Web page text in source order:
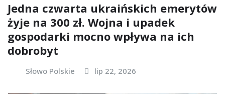
Jedna czwarta ukraińskich emerytów
żyje na 300 zł. Wojna i upadek
gospodarki mocno wpływa na ich
dobrobyt
Słowo Polskie lip 22, 2026